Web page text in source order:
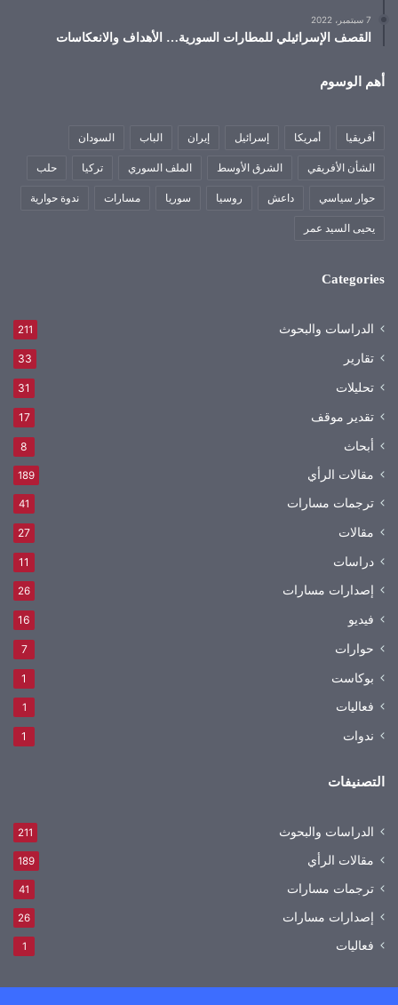
7 سبتمبر، 2022
القصف الإسرائيلي للمطارات السورية… الأهداف والانعكاسات
أهم الوسوم
أفريقيا أمريكا إسرائيل إيران الباب السودان
الشأن الأفريقي الشرق الأوسط الملف السوري تركيا حلب
حوار سياسي داعش روسيا سوريا مسارات ندوة حوارية
يحيى السيد عمر
Categories
الدراسات والبحوث 211
تقارير 33
تحليلات 31
تقدير موقف 17
أبحاث 8
مقالات الرأي 189
ترجمات مسارات 41
مقالات 27
دراسات 11
إصدارات مسارات 26
فيديو 16
حوارات 7
بوكاست 1
فعاليات 1
ندوات 1
التصنيفات
الدراسات والبحوث 211
مقالات الرأي 189
ترجمات مسارات 41
إصدارات مسارات 26
فعاليات 1